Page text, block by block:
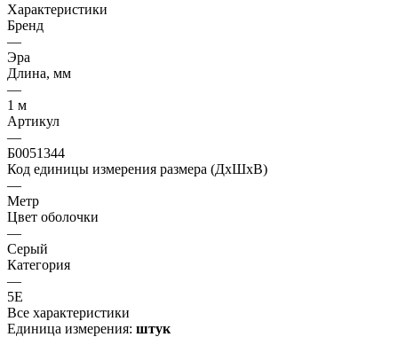
Характеристики
Бренд
—
Эра
Длина, мм
—
1 м
Артикул
—
Б0051344
Код единицы измерения размера (ДхШхВ)
—
Метр
Цвет оболочки
—
Серый
Категория
—
5E
Все характеристики
Единица измерения: штук